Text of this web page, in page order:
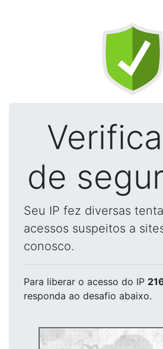
de
Seu IP fez diversas
acessos suspeitos a
conosco.
Para liberar o acesso do IP
responda ao desafio abaixo.